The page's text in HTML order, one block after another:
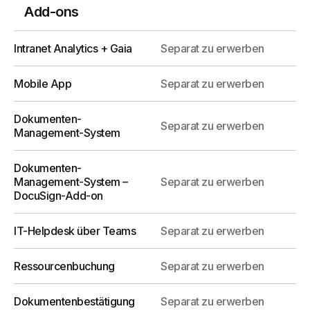
um den Benutzern die Funktionen des
Mehr erfahren
IT-Helpdesk über Teams
Der Helpdesk-Service zur Erstellung und
Verwaltung von Supportanfragen in
Microsoft Teams.
Add-ons
Intranet Analytics + Gaia Separat zu erwerben
Mobile App Separat zu erwerben
Dokumenten-
Management-System
Separat zu erwerben
Dokumenten-
Management-System –
DocuSign-Add-on
Separat zu erwerben
IT-Helpdesk über Teams Separat zu erwerben
Ressourcenbuchung Separat zu erwerben
Dokumentenbestätigung Separat zu erwerben